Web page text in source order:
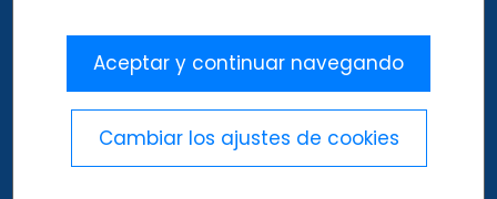
Aceptar y continuar navegando
Cambiar los ajustes de cookies